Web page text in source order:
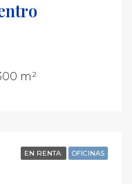
m²
EN RENTA OFICINAS